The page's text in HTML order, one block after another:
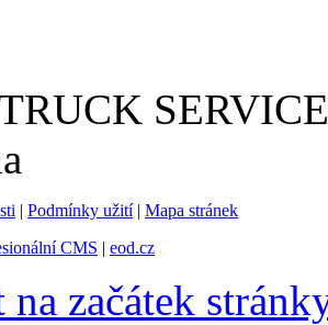
| Podmínky užití| Mapa stránek
CMS | eod.cz
na začátek